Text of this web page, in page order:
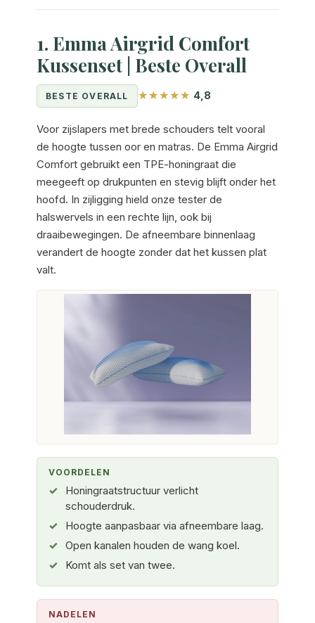
1. Emma Airgrid Comfort
Kussenset | Beste Overall
BESTE OVERALL 4,8
Voor zijslapers met brede schouders telt vooral
de hoogte tussen oor en matras. De Emma Airgrid
Comfort gebruikt een TPE-honingraat die
meegeeft op drukpunten en stevig blijft onder het
hoofd. In zijligging hield onze tester de
halswervels in een rechte lijn, ook bij
draaibewegingen. De afneembare binnenlaag
verandert de hoogte zonder dat het kussen plat
valt.
VOORDELEN
Honingraatstructuur verlicht
schouderdruk.
Hoogte aanpasbaar via afneembare laag.
Open kanalen houden de wang koel.
Komt als set van twee.
NADELEN